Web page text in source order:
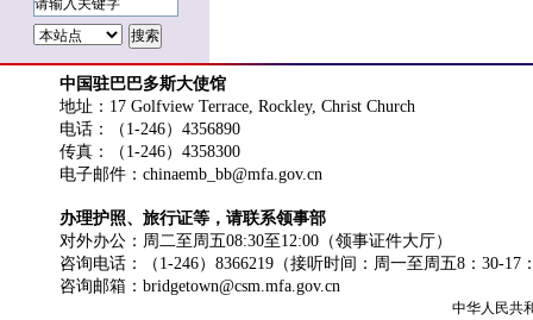
中国驻巴巴多斯大使馆
地址：17 Golfview Terrace, Rockley, Christ Church
电话：（1-246）4356890
传真：（1-246）4358300
电子邮件：chinaemb_bb@mfa.gov.cn
办理护照、旅行证等，请联系领事部
对外办公：周二至周五08:30至12:00（领事证件大厅）
咨询电话：（1-246）8366219（接听时间：周一至周五8：30-17
咨询邮箱：bridgetown@csm.mfa.gov.cn
中华人民共